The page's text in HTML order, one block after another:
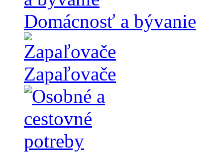
Domácnosť a bývanie
Zapaľovače